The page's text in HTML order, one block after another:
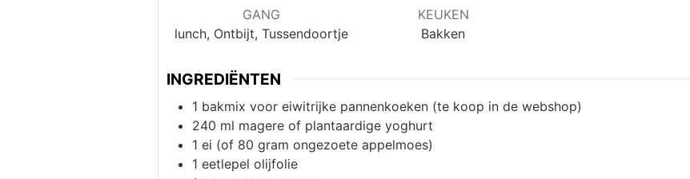
GANG
lunch, Ontbijt, Tussendoortje
KEUKEN
Bakken
INGREDIËNTEN
1 bakmix voor eiwitrijke pannenkoeken (te koop in de webshop)
240 ml magere of plantaardige yoghurt
1 ei (of 80 gram ongezoete appelmoes)
1 eetlepel olijfolie